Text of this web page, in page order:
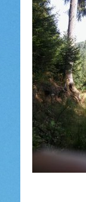
f
f
e
n
t
l
i
c
h
t
a
m